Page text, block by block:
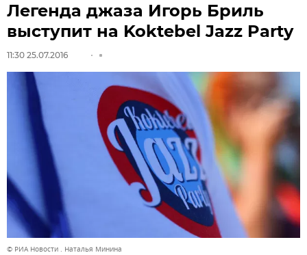
Легенда джаза Игорь Бриль
выступит на Koktebel Jazz Party
11:30 25.07.2016
© РИА Новости . Наталья Минина